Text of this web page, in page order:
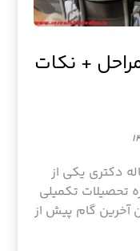
+ نکات
دکتری یکی از
تحصیلات تکمیلی
آخرین گام پیش از